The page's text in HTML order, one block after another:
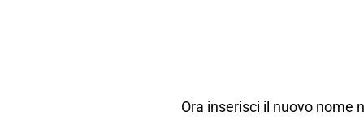
Ora inserisci il nuovo nome